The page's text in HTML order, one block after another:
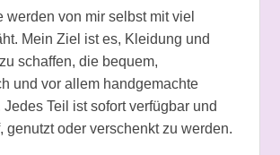
werden von mir selbst mit viel
Mein Ziel ist es, Kleidung und
schaffen, die bequem,
und vor allem handgemachte
Teil ist sofort verfügbar und
genutzt oder verschenkt zu werden.